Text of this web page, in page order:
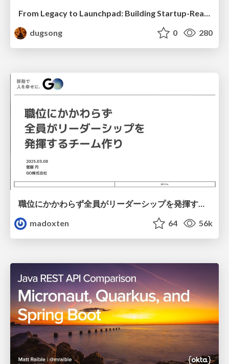
From Legacy to Launchpad: Building Startup-Ready Communities
dugsong
0 280
職位にかかわらず全員がリーダーシップを発揮するチーム作り / Building a team where everyone can demonstrate leadership regardless of position
madoxten
64 56k